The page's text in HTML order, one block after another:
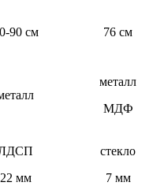
90 см 76 см
металл
МДФ
22 мм
стекло
7 мм